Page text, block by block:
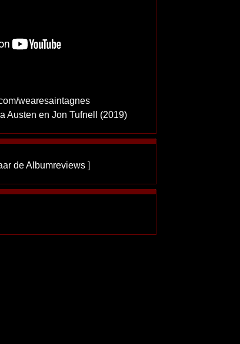
wearesaintagnes
Austen en Jon Tufnell (2019)
de Albumreviews ]